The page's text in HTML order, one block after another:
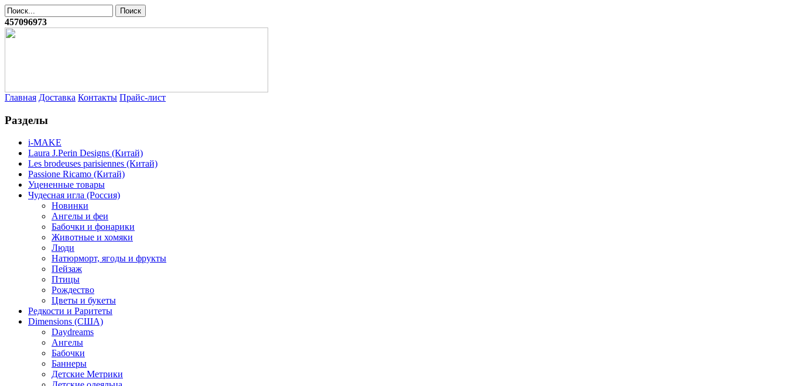
457096973
Главная Доставка Контакты Прайс-лист
Разделы
i-MAKE
Laura J.Perin Designs (Китай)
Les brodeuses parisiennes (Китай)
Passione Ricamo (Китай)
Уцененные товары
Чудесная игла (Россия)
Новинки
Ангелы и феи
Бабочки и фонарики
Животные и хомяки
Люди
Натюрморт, ягоды и фрукты
Пейзаж
Птицы
Рождество
Цветы и букеты
Редкости и Раритеты
Dimensions (США)
Daydreams
Ангелы
Бабочки
Баннеры
Детские Метрики